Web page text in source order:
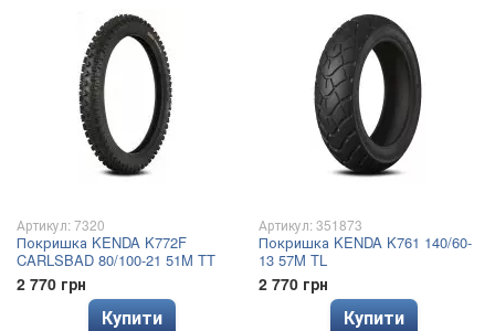
Артикул: 7320
Покришка KENDA K772F
CARLSBAD 80/100-21 51M TT
2 770 грн
Купити
Артикул: 351873
Покришка KENDA K761 140/60-
13 57M TL
2 770 грн
Купити